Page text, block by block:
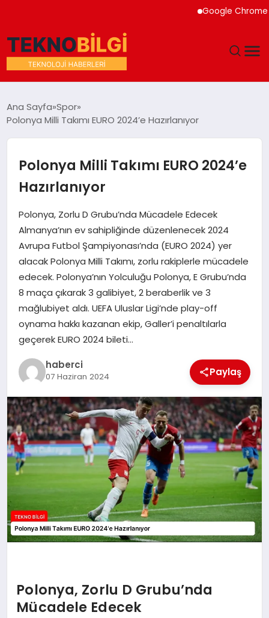
Google Chrome
DÜNYA
EĞITIM
EKONOMI
MAGAZIN
SAĞLIK
SIYASET
SPOR
TEKNOLOJI
YAŞAM
Ana Sayfa Spor
Polonya Milli Takımı EURO 2024’e Hazırlanıyor
Polonya Milli Takımı EURO 2024’e
Hazırlanıyor
Polonya, Zorlu D Grubu’nda Mücadele Edecek
Almanya’nın ev sahipliğinde düzenlenecek 2024
Avrupa Futbol Şampiyonası’nda (EURO 2024) yer
alacak Polonya Milli Takımı, zorlu rakiplerle mücadele
edecek. Polonya’nın Yolculuğu Polonya, E Grubu’nda
8 maça çıkarak 3 galibiyet, 2 beraberlik ve 3
mağlubiyet aldı. UEFA Uluslar Ligi’nde play-off
oynama hakkı kazanan ekip, Galler’i penaltılarla
geçerek EURO 2024 bileti…
haberci
07 Haziran 2024 Paylaş
Polonya, Zorlu D Grubu’nda
Mücadele Edecek